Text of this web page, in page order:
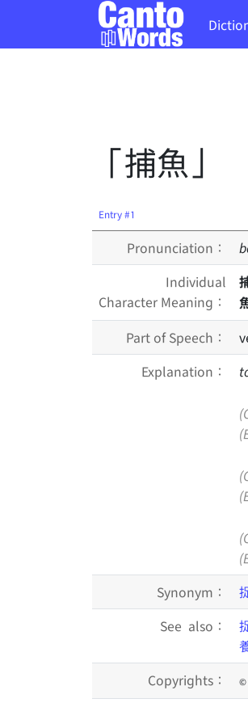
「捕魚」
Entry #1
Pronunciation：
Individual
Character Meaning：
Part of Speech：
Explanation：
Synonym：
See also：
Copyrights： ©